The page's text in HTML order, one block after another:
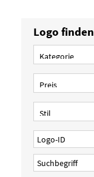
Logo finden